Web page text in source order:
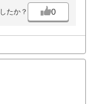
たか？ 0